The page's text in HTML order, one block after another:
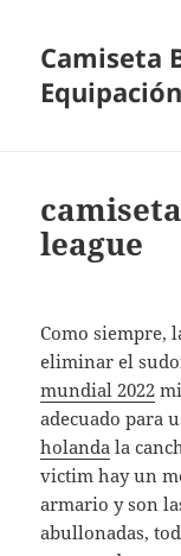
Camiseta
league
Como siempre,
eliminar el
mundial 2022
adecuado para
holanda la
victim hay un
armario y son
abullonadas,